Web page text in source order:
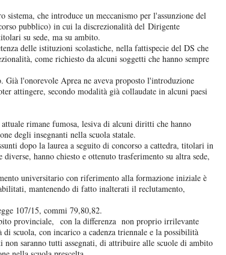
che introduce un meccanismo per l'assunzione del
pubblico) in cui la discrezionalità del Dirigente
su sede, ma su ambito.
delle istituzioni scolastiche, nella fattispecie del DS che
come richiesto da alcuni soggetti che hanno sempre
Già l'onorevole Aprea ne aveva proposto l'introduzione
attingere, secondo modalità già collaudate in alcuni paesi
rimane fumosa, lesiva di alcuni diritti che hanno
degli insegnanti nella scuola statale.
dopo la laurea a seguito di concorso a cattedra, titolari in
diverse, hanno chiesto e ottenuto trasferimento su altra sede,
universitario con riferimento alla formazione iniziale è
mantenendo di fatto inalterati il reclutamento,
107/15, commi 79,80,82.
provinciale, con la differenza non proprio irrilevante
scuola, con incarico a cadenza triennale e la possibilità
saranno tutti assegnati, di attribuire alle scuole di ambito